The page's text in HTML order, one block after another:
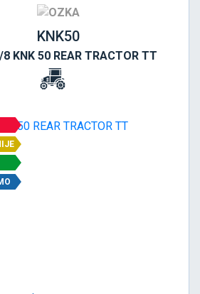
KNK50
KNK 50 REAR TRACTOR TT